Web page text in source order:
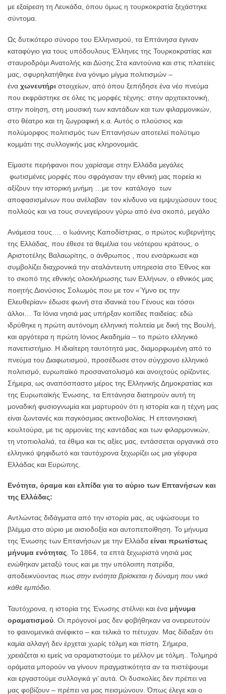
με εξαίρεση τη Λευκάδα, όπου όμως η τουρκοκρατία ξεχάστηκε
σύντομα.
Ως δυτικότερο σύνορο του Ελληνισμού, τα Επτάνησα έγιναν
καταφύγιο για τους υπόδουλους Έλληνες της Τουρκοκρατίας και
σταυροδρόμι Ανατολής και Δύσης.Στα καντούνια και στις πλατείες
μας, σφυρηλατήθηκε ένα γόνιμο μίγμα πολιτισμών –
ένα χωνευτήρι στοιχείων, από όπου ξεπήδησε ένα νέο πνεύμα
που εκφράστηκε σε όλες τις μορφές τέχνης: στην αρχιτεκτονική,
στην ποίηση, στη μουσική των καντάδων και των φιλαρμονικών,
στο θέατρο και τη ζωγραφική κ.α. Αυτός ο πλούσιος και
πολύμορφος πολιτισμός των Επτανήσων αποτελεί πολύτιμο
κομμάτι της συλλογικής μας κληρονομιάς.
Είμαστε περήφανοι που χαρίσαμε στην Ελλάδα μεγάλες
φωτισμένες μορφές που σφράγισαν την εθνική μας πορεία κι
αξίζουν την ιστορική μνήμη …με τον κατάλογο των
αποφασισμένων που ανέλαβαν τον κίνδυνο να εμψυχώσουν τους
πολλούς και να τους συνεγείρουν γύρω από ένα σκοπό, μεγάλο
Ανάμεσα τους…. ο Ιωάννης Καποδίστριας, ο πρώτος κυβερνήτης
της Ελλάδας, που έθεσε τα θεμέλια του νεότερου κράτους, ο
Αριστοτέλης Βαλαωρίτης, ο άνθρωπος , που ενσάρκωσε και
συμβολίζει διαχρονικά την αταλάντευτη υπηρεσία στο Έθνος και
το σκοπό της εθνικής ολοκλήρωσης των Ελλήνων, ο εθνικός μας
ποιητής Διονύσιος Σολωμός που με τον «Ύμνο εις την
Ελευθερίαν» έδωσε φωνή στα ιδανικά του Γένους και τόσοι
άλλοι… Τα Ιόνια νησιά μας υπήρξαν κοιτίδες παιδείας: εδώ
ιδρύθηκε η πρώτη αυτόνομη ελληνική πολιτεία με δική της Βουλή,
και αργότερα η πρώτη Ιόνιος Ακαδημία – το πρώτο ελληνικό
πανεπιστήμιο. Η ιδιαίτερη ταυτότητά μας, διαμορφωμένη από το
πνεύμα του Διαφωτισμού, προσέδωσε στον σύγχρονο ελληνικό
πολιτισμό, ευρωπαϊκό προσανατολισμό και ανοιχτούς ορίζοντες.
Σήμερα, ως αναπόσπαστο μέρος της Ελληνικής Δημοκρατίας και
της Ευρωπαϊκής Ένωσης, τα Επτάνησα διατηρούν αυτή τη
μοναδική φυσιογνωμία και μαρτυρούν ότι η ιστορία και η τέχνη μας
είναι ζωντανές και παγκόσμιας ακτινοβολίας. Η επτανησιακή
κουλτούρα, με τις αρμονίες της καντάδας και των φιλαρμονικών,
τη ντοπιολαλιά, τα έθιμα και τις αξίες μας, εντάσσεται οργανικά στο
ελληνικό ψηφιδωτό και ταυτόχρονα ξεχωρίζει ως μια γέφυρα
Ελλάδας και Ευρώπης.
Ενότητα, όραμα και ελπίδα για το αύριο των Επτανήσων και
της Ελλάδας:
Αντλώντας διδάγματα από την ιστορία μας, ας υψώσουμε το
βλέμμα στο αύριο με αισιοδοξία και αυτοπεποίθηση. Το μήνυμα
της Ένωσης των Επτανήσων με την Ελλάδα είναι πρωτίστως
μήνυμα ενότητας. Το 1864, τα επτά ξεχωριστά νησιά μας
ενώθηκαν μεταξύ τους και με την υπόλοιπη πατρίδα,
αποδεικνύοντας πως στην ενότητα βρίσκεται η δύναμη που νικά
κάθε εμπόδιο.
Ταυτόχρονα, η ιστορία της Ένωσης στέλνει και ένα μήνυμα
οραματισμού . Οι πρόγονοί μας δεν φοβήθηκαν να ονειρευτούν
το φαινομενικά ανέφικτο – και τελικά το πέτυχαν. Μας δίδαξαν ότι
καμία αλλαγή δεν έρχεται χωρίς τόλμη και πίστη. Σήμερα,
χρειάζεται κι εμείς να οραματιστούμε το μέλλον με τόλμη.. Τολμηρά
οράματα μπορούν να γίνουν πραγματικότητα αν τα πιστέψουμε
και εργαστούμε συλλογικά γι’ αυτά. Οι δυσκολίες δεν πρέπει να
μας φοβίζουν – πρέπει να μας πεισμώνουν. Όπως έλεγε και ο